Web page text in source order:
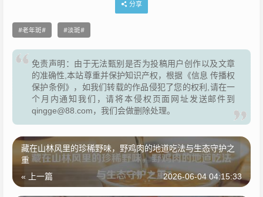
分享
老年斑 淡斑
免责声明：由于无法甄别是否为投稿用户创作以及文章
的准确性,本站尊重并保护知识产权，根据《信息 传播权
保护条例》，如我们转载的作品侵犯了您的权利,请在一
个月内通知我们，请将本侵权页面网址发送邮件到
qingge@88.com，我们会做删除处理。
藏在山林风里的珍稀野味，野鸡肉的地道吃法与生态守护之
重
« 上一篇 2026-06-04 04:15:33